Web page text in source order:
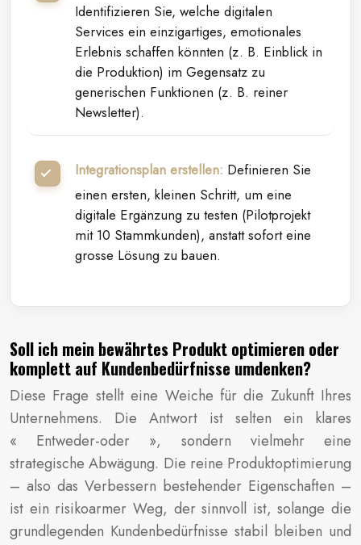
Identifizieren Sie, welche digitalen
Services ein einzigartiges, emotionales
Erlebnis schaffen könnten (z. B. Einblick in
die Produktion) im Gegensatz zu
generischen Funktionen (z. B. reiner
Newsletter).
Integrationsplan erstellen: Definieren Sie
einen ersten, kleinen Schritt, um eine
digitale Ergänzung zu testen (Pilotprojekt
mit 10 Stammkunden), anstatt sofort eine
grosse Lösung zu bauen.
Soll ich mein bewährtes Produkt optimieren oder
komplett auf Kundenbedürfnisse umdenken?
Diese Frage stellt eine Weiche für die Zukunft Ihres
Unternehmens. Die Antwort ist selten ein klares
« Entweder-oder », sondern vielmehr eine
strategische Abwägung. Die reine Produktoptimierung
– also das Verbessern bestehender Eigenschaften –
ist ein risikoarmer Weg, der sinnvoll ist, solange die
grundlegenden Kundenbedürfnisse stabil bleiben und